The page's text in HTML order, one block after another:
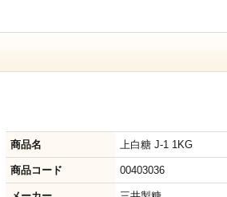
商品名 上白糖 J-1 1KG
商品コード 00403036